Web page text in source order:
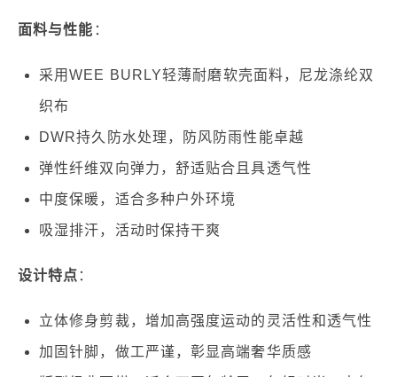
面料与性能 ：
采用WEE BURLY轻薄耐磨软壳面料，尼龙涤纶双
织布
DWR持久防水处理，防风防雨性能卓越
弹性纤维双向弹力，舒适贴合且具透气性
中度保暖，适合多种户外环境
吸湿排汗，活动时保持干爽
设计特点 ：
立体修身剪裁，增加高强度运动的灵活性和透气性
加固针脚，做工严谨，彰显高端奢华质感